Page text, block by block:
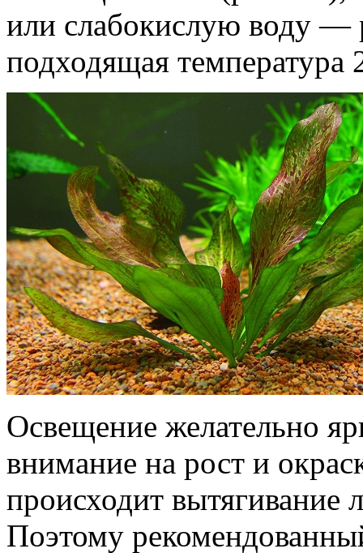
или слабокислую воду —
подходящая температура
Освещение желательно
внимание на рост и
происходит вытягивание
Поэтому